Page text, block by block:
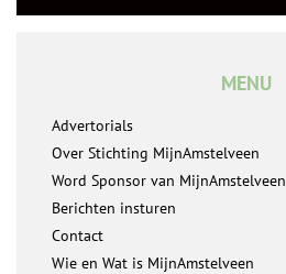
MENU
Advertorials
Over Stichting MijnAmstelveen
Word Sponsor van MijnAmstelveen
Berichten insturen
Contact
Wie en Wat is MijnAmstelveen